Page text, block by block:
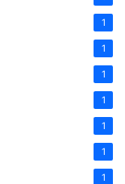
1
1
1
1
1
1
1